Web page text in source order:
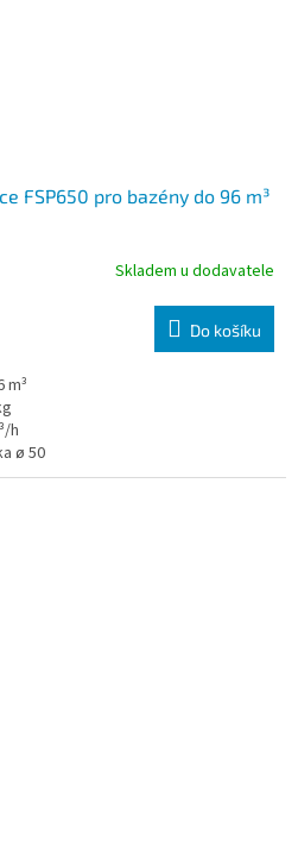
FSP650 pro bazény do 96 m³
Skladem u dodavatele
Do košíku
m³
h
ø 50